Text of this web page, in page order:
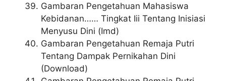
Gambaran Pengetahuan Mahasiswa
Kebidanan…… Tingkat Iii Tentang Inisiasi
Menyusu Dini (Imd)
Gambaran Pengetahuan Remaja Putri
Tentang Dampak Pernikahan Dini
(Download)